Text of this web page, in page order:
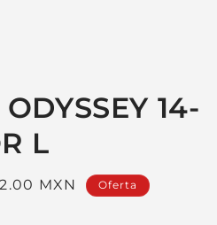
14-
L
MXN Oferta